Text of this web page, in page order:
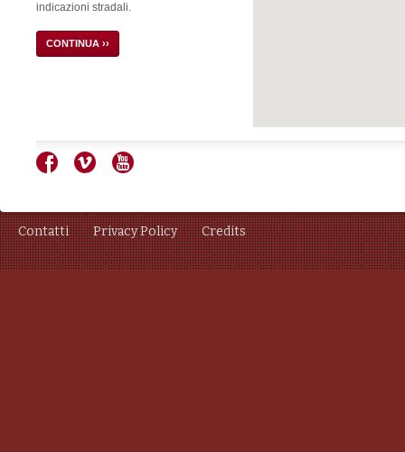
indicazioni stradali.
CONTINUA ››
Contatti Privacy Policy Credits